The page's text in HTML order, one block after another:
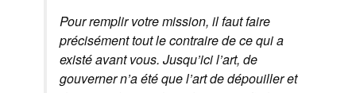
Pour remplir votre mission, il faut faire
précisément tout le contraire de ce qui a
existé avant vous. Jusqu’ici l’art, de
gouverner n’a été que l’art de dépouiller et